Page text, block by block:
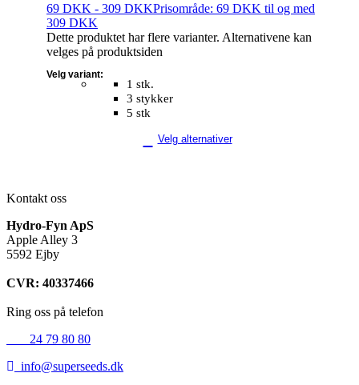
69 DKK - 309 DKKPrisområde: 69 DKK til og med
309 DKK
1 stk.
3 stykker
5 stk
Velg variant:
Velg alternativer
Dette produktet har flere varianter. Alternativene kan
velges på produktsiden
Kontakt oss
Hydro-Fyn ApS
Apple Alley 3
5592 Ejby
CVR: 40337466
Ring oss på telefon
24 79 80 80
info@superseeds.dk